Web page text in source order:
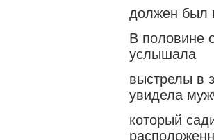
должен был
В половине
услышала
выстрелы в
увидела
который